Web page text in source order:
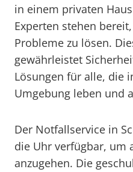
in einem privaten
Experten stehen
Probleme zu lösen.
gewährleistet
Lösungen für alle, die
Umgebung leben und
Der Notfallservice in
die Uhr verfügbar, um
anzugehen. Die